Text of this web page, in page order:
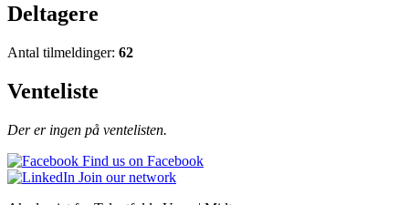
Deltagere
Antal tilmeldinger: 62
Venteliste
Der er ingen på ventelisten.
Find us on Facebook
Join our network